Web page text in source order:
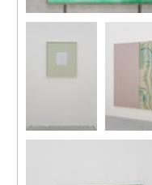
展覽現場
展覽現場
展覽現場